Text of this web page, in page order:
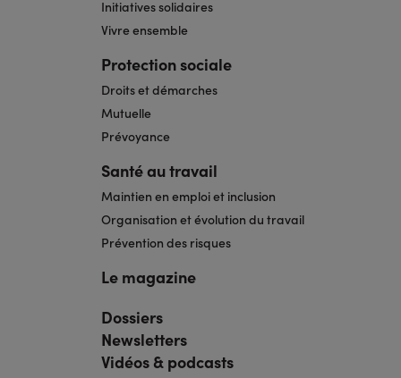
Initiatives solidaires
Vivre ensemble
Protection sociale
Droits et démarches
Mutuelle
Prévoyance
Santé au travail
Maintien en emploi et inclusion
Organisation et évolution du travail
Prévention des risques
Le magazine
Navigation
pied
de
page
bis
Dossiers
Newsletters
Vidéos & podcasts